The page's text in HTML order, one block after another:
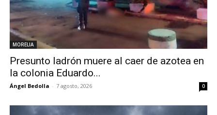
MORELIA
Presunto ladrón muere al caer de azotea en
la colonia Eduardo...
Ángel Bedolla - 7 agosto, 2026 0